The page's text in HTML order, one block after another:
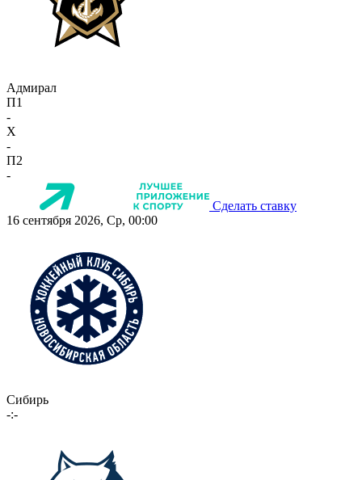
Адмирал
П1
-
X
-
П2
-
Сделать ставку
16 сентября 2026, Ср, 00:00
Сибирь
-:-